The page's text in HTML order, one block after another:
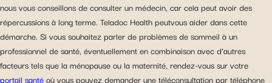
nous vous conseillons de consulter un médecin, car cela peut avoir des
répercussions à long terme. Teladoc Health peutvous aider dans cette
démarche. Si vous souhaitez parler de problèmes de sommeil à un
professionnel de santé, éventuellement en combinaison avec d’autres
facteurs tels que la ménopause ou la maternité, rendez-vous sur votre
portail santéoù vous pouvez demander une téléconsultation par téléphone